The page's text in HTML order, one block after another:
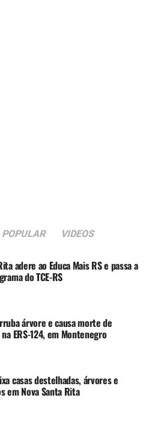
POPULAR VIDEOS
adere ao Educa Mais RS e passa a
do TCE-RS
árvore e causa morte de
ERS-124, em Montenegro
casas destelhadas, árvores e
em Nova Santa Rita